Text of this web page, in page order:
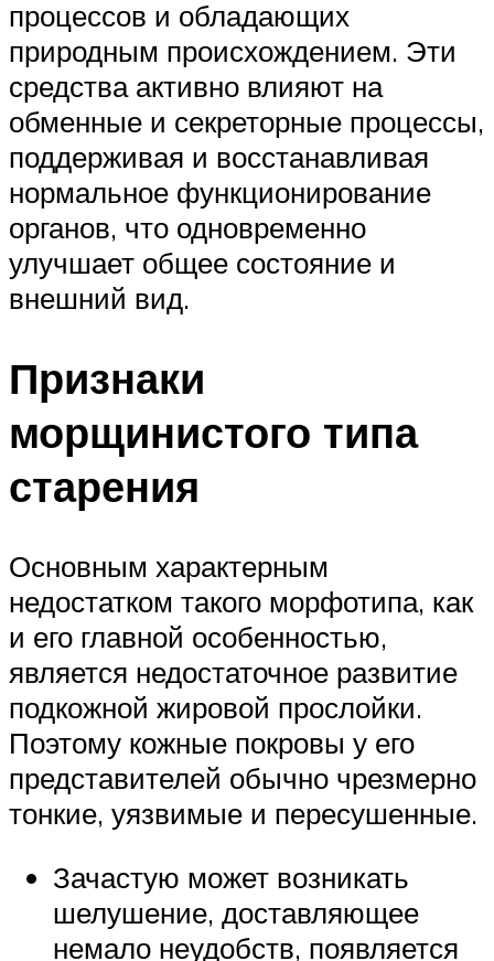
процессов и обладающих
природным происхождением. Эти
средства активно влияют на
обменные и секреторные процессы,
поддерживая и восстанавливая
нормальное функционирование
органов, что одновременно
улучшает общее состояние и
внешний вид.
Признаки
морщинистого типа
старения
Основным характерным
недостатком такого морфотипа, как
и его главной особенностью,
является недостаточное развитие
подкожной жировой прослойки.
Поэтому кожные покровы у его
представителей обычно чрезмерно
тонкие, уязвимые и пересушенные.
Зачастую может возникать
шелушение, доставляющее
немало неудобств, появляется